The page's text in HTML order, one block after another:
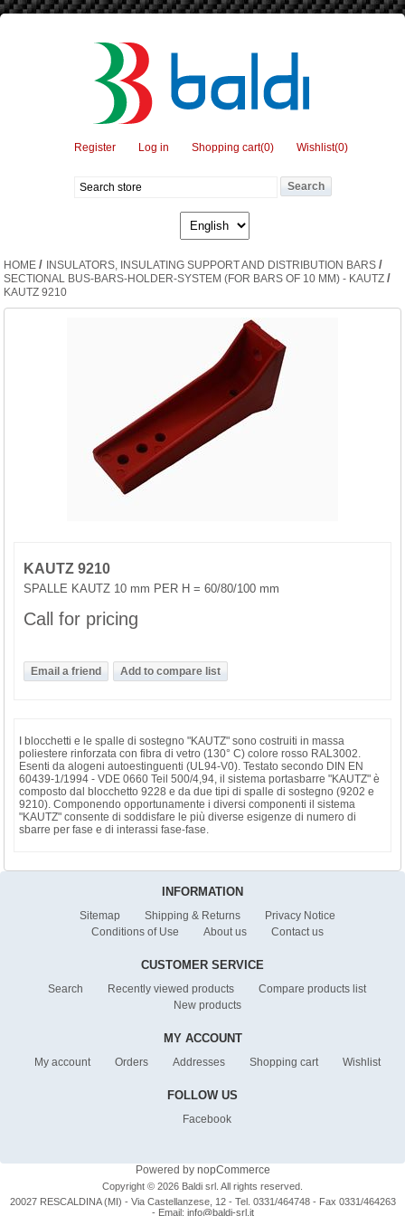
Register Log in Shopping cart(0) Wishlist(0)
HOME / INSULATORS, INSULATING SUPPORT AND DISTRIBUTION BARS /
SECTIONAL BUS-BARS-HOLDER-SYSTEM (FOR BARS OF 10 MM) - KAUTZ /
KAUTZ 9210
KAUTZ 9210
SPALLE KAUTZ 10 mm PER H = 60/80/100 mm
Call for pricing
I blocchetti e le spalle di sostegno "KAUTZ" sono costruiti in massa
poliestere rinforzata con fibra di vetro (130° C) colore rosso RAL3002.
Esenti da alogeni autoestinguenti (UL94-V0). Testato secondo DIN EN
60439-1/1994 - VDE 0660 Teil 500/4,94, il sistema portasbarre "KAUTZ" è
composto dal blocchetto 9228 e da due tipi di spalle di sostegno (9202 e
9210). Componendo opportunamente i diversi componenti il sistema
"KAUTZ" consente di soddisfare le più diverse esigenze di numero di
sbarre per fase e di interassi fase-fase.
INFORMATION
Sitemap Shipping & Returns
Privacy Notice
Conditions of Use
About us Contact us
CUSTOMER SERVICE
Search Recently viewed products
Compare products list
New products
MY ACCOUNT
My account Orders Addresses Shopping cart Wishlist
FOLLOW US
Facebook
Powered by nopCommerce
Copyright © 2026 Baldi srl. All rights reserved.
20027 RESCALDINA (MI) - Via Castellanzese, 12 - Tel. 0331/464748 - Fax 0331/464263
- Email: info@baldi-srl.it